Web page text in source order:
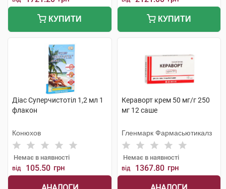
КУПИТИ КУПИТИ
Діас Суперчистотіл 1,2 мл 1
флакон
Конюхов
Немає в наявності
від 105.50 грн
Кераворт крем 50 мг/г 250
мг 12 саше
Гленмарк Фармасьютикалз
Немає в наявності
від 1367.80 грн